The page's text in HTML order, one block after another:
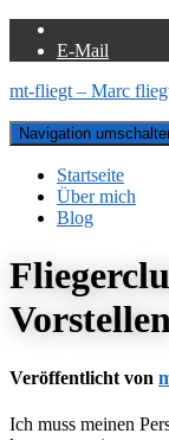
E-Mail
mt-fliegt – Marc
Navigation
Startseite
Über mich
Blog
Veröffentlicht von
Ich muss meinen